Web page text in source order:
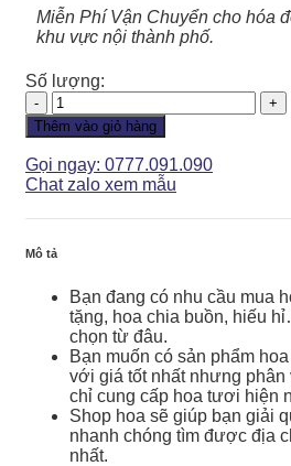
Miễn Phí Vận Chuyển cho hóa
khu vực nội thành phố.
Số lượng:
Giỏ
Hoa
-
GH172
số
lượng
Thêm vào giỏ hàng
Gọi ngay: 0777.091.090
Chat zalo xem mẫu
Mô tả
Bạn đang có nhu cầu mua
tặng, hoa chia buồn, hiếu
chọn từ đâu.
Bạn muốn có sản phẩm
với giá tốt nhất nhưng
chỉ cung cấp hoa tươi hiện
Shop hoa sẽ giúp bạn giải
nhanh chóng tìm được địa
nhất.